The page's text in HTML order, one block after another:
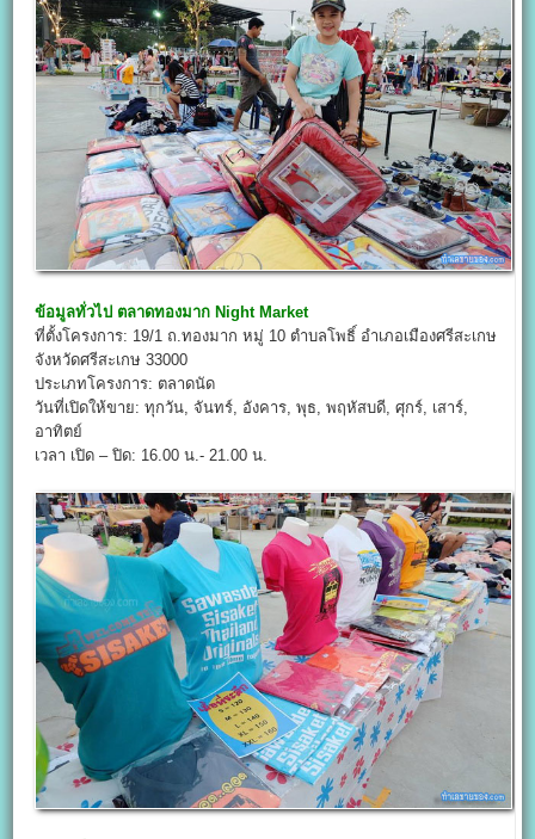
ข้อมูลทั่วไป ตลาดทองมาก Night Market
ที่ตั้งโครงการ: 19/1 ถ.ทองมาก หมู่ 10 ตำบลโพธิ์ อำเภอเมืองศรีสะเกษ
จังหวัดศรีสะเกษ 33000
ประเภทโครงการ: ตลาดนัด
วันที่เปิดให้ขาย: ทุกวัน, จันทร์, อังคาร, พุธ, พฤหัสบดี, ศุกร์, เสาร์,
อาทิตย์
เวลา เปิด – ปิด: 16.00 น.- 21.00 น.